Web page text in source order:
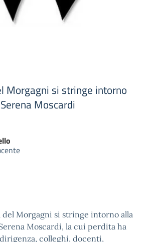
Morgagni si stringe intorno
Moscardi
del Morgagni si stringe intorno alla
Moscardi, la cui perdita ha
colleghi, docenti,